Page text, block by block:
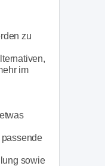
zu
im
passende
sowie